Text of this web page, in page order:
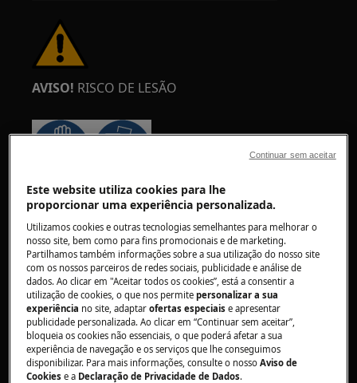
AVISO! RISCO DE LESÃO
Tenha sempre cuidado ao mover
eletrodomésticos. Para os aparelhos pesados é
mais seguro que sejam duas pessoas a movê-
los. Utilize sempre luvas de proteção e calçado
de segurança. Use luvas de proteção em todos
os momentos para se proteger de cortes
provenientes de arestas afiadas.
Este website utiliza cookies para lhe
proporcionar uma experiência personalizada.
Utilizamos cookies e outras tecnologias semelhantes para melhorar o
nosso site, bem como para fins promocionais e de marketing.
Partilhamos também informações sobre a sua utilização do nosso site
com os nossos parceiros de redes sociais, publicidade e análise de
dados. Ao clicar em "Aceitar todos os cookies”, está a consentir a
utilização de cookies, o que nos permitepersonalizar a sua
experiência no site, adaptarofertas especiaise apresentar
publicidade personalizada. Ao clicar em “Continuar sem aceitar”,
bloqueia os cookies não essenciais, o que poderá afetar a sua
experiência de navegação e os serviços que lhe conseguimos
disponibilizar. Para mais informações, consulte o nossoAviso de
Cookies e a Declaração de Privacidade de Dados.
Continuar sem aceitar